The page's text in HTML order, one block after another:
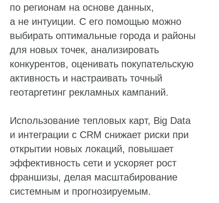
по регионам на основе данных,
а не интуиции. С его помощью можно
выбирать оптимальные города и районы
для новых точек, анализировать
конкурентов, оценивать покупательскую
активность и настраивать точный
геотаргетинг рекламных кампаний.
Использование тепловых карт, Big Data
и интеграции с CRM снижает риски при
открытии новых локаций, повышает
эффективность сети и ускоряет рост
франшизы, делая масштабирование
системным и прогнозируемым.